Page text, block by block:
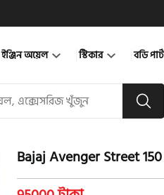
ইঞ্জিন অয়েল স্টিকার বডি
product view
Bajaj Avenger Street 150